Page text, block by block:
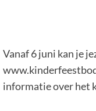
Vanaf 6 juni kan je
informatie over het